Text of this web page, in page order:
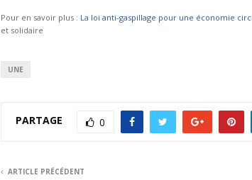
Pour en savoir plus : La loi anti-gaspillage pour une économie
et solidaire
UNE
PARTAGE 0
ARTICLE PRÉCÉDENT